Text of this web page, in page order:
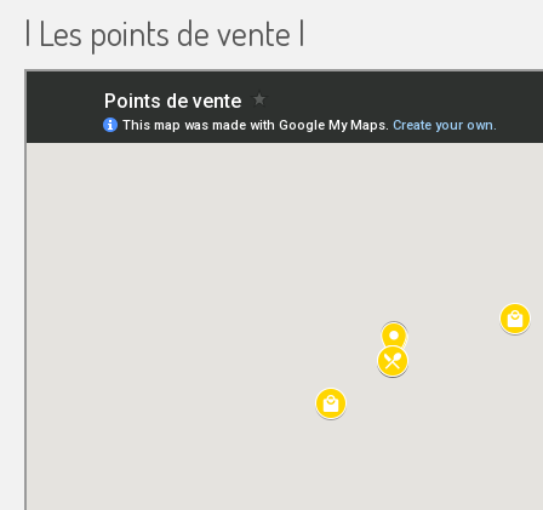
| Les points de vente |